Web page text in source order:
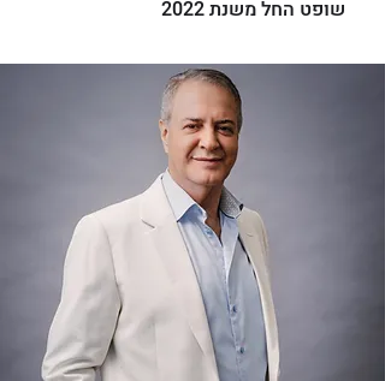
שופט החל משנת 2022